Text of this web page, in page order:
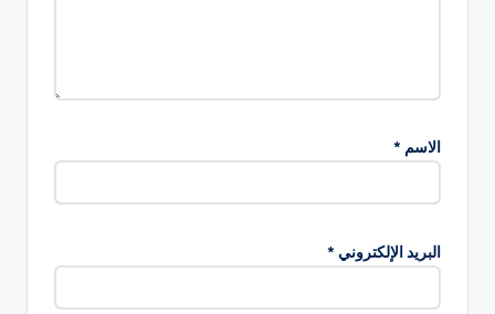
الاسم *
البريد الإلكتروني *